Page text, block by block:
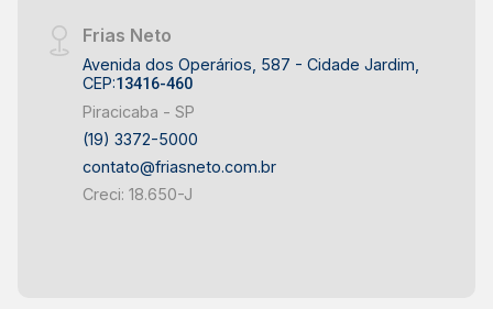
estabelecimentos. - Ampla área externa que
pode ser utilizada para estacionamento ou área
de lazer para funcionários e clientes. Este
um novo negócio quanto para investidores que
buscam uma propriedade com potencial de
valorização.
Frias Neto
Avenida dos Operários, 587 - Cidade Jardim,
CEP:13416-460
Piracicaba - SP
(19) 3372-5000
contato@friasneto.com.br
Creci: 18.650-J